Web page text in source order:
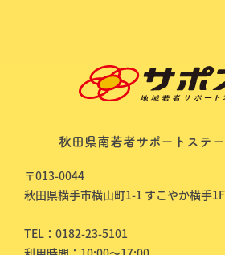
秋田県南若者サポートステ
〒013-0044
秋田県横手市横山町1-1 すこやか横手1F
TEL：0182-23-5101